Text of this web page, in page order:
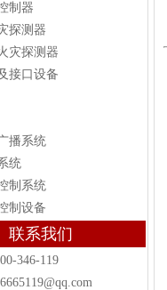
制器
探测器
灾探测器
接口设备
播系统
统
制系统
制设备
联系我们
346-119